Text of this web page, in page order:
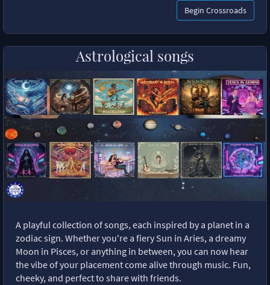
Begin Crossroads
Astrological songs
A playful collection of songs, each inspired by a planet in a
zodiac sign. Whether you're a fiery Sun in Aries, a dreamy
Moon in Pisces, or anything in between, you can now hear
the vibe of your placement come alive through music. Fun,
cheeky, and perfect to share with friends.